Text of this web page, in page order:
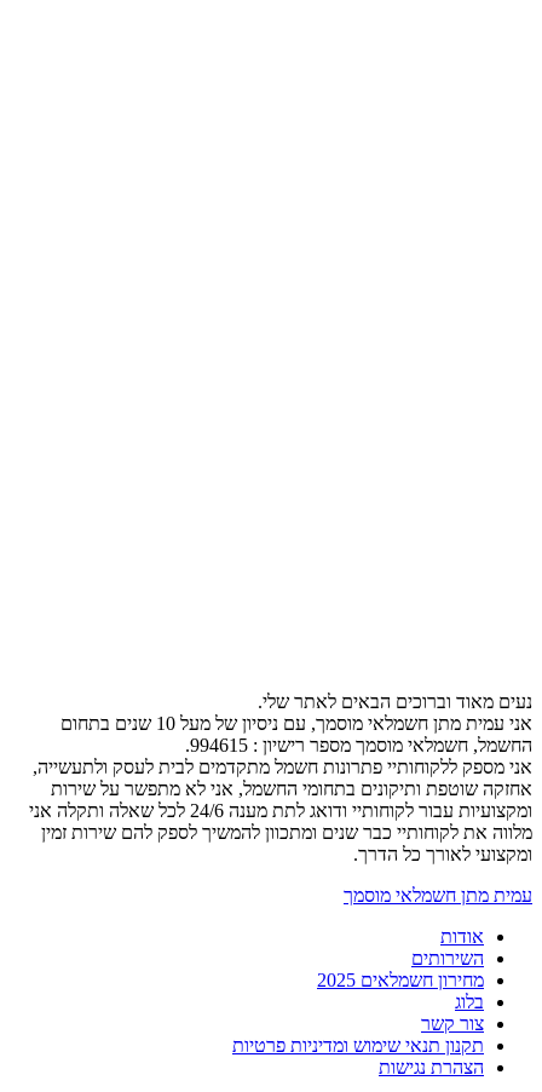
נעים מאוד וברוכים הבאים לאתר שלי.
אני עמית מתן חשמלאי מוסמך, עם ניסיון של מעל 10 שנים בתחום
החשמל, חשמלאי מוסמך מספר רישיון : 994615.
אני מספק ללקוחותיי פתרונות חשמל מתקדמים לבית לעסק ולתעשייה,
אחזקה שוטפת ותיקונים בתחומי החשמל, אני לא מתפשר על שירות
ומקצועיות עבור לקוחותיי ודואג לתת מענה 24/6 לכל שאלה ותקלה אני
מלווה את לקוחותיי כבר שנים ומתכוון להמשיך לספק להם שירות זמין
ומקצועי לאורך כל הדרך.
עמית מתן חשמלאי מוסמך
אודות
השירותים
מחירון חשמלאים 2025
בלוג
צור קשר
תקנון תנאי שימוש ומדיניות פרטיות
הצהרת נגישות